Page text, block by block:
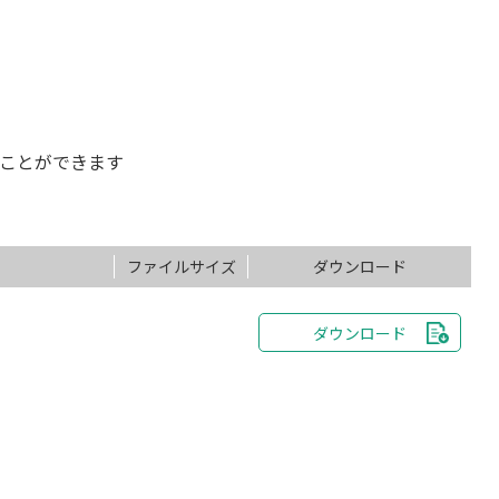
とができます
ファイルサイズ ダウンロード
ダウンロード